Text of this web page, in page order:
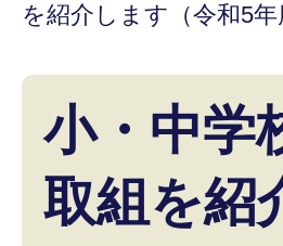
を紹介します（令和5年
小・中学
取組を紹